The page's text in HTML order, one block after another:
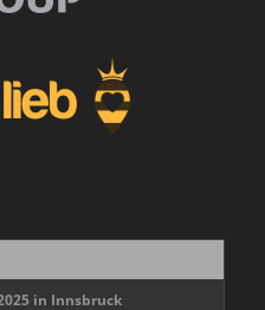
in Innsbruck